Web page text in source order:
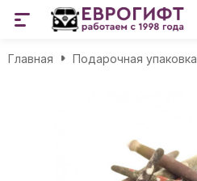
Главная Подарочная упаковка